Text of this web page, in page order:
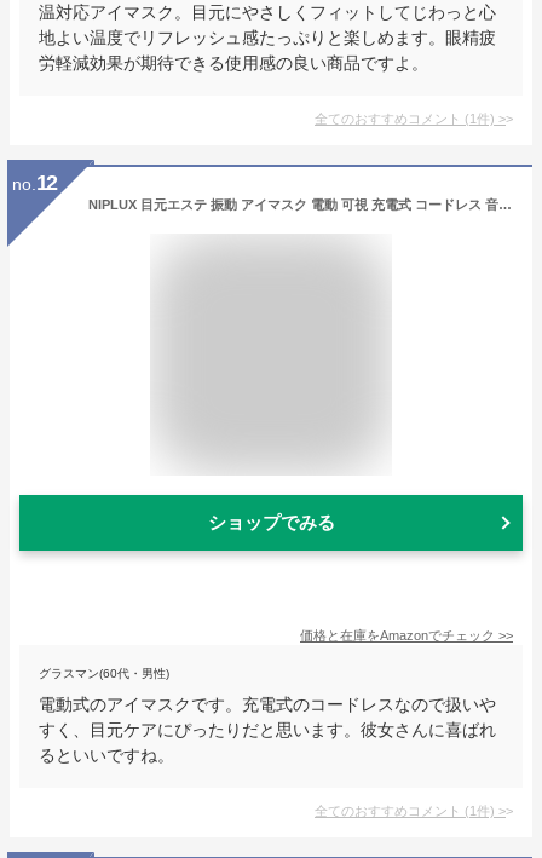
温対応アイマスク。目元にやさしくフィットしてじわっと心
地よい温度でリフレッシュ感たっぷりと楽しめます。眼精疲
労軽減効果が期待できる使用感の良い商品ですよ。
全てのおすすめコメント (1件) >
no. 12
NIPLUX 目元エステ 振動 アイマスク 電動 可視 充電式 コードレス 音楽 アイケア 目 癒し 睡眠グッズ EYE BEAT
ショップでみる
価格と在庫をAmazonでチェック >>
グラスマン(60代・男性)
電動式のアイマスクです。充電式のコードレスなので扱いや
すく、目元ケアにぴったりだと思います。彼女さんに喜ばれ
るといいですね。
全てのおすすめコメント (1件) >